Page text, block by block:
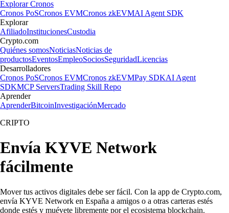
Explorar Cronos
Cronos PoSCronos EVMCronos zkEVMAI Agent SDK
Explorar
AfiliadoInstitucionesCustodia
Crypto.com
Quiénes somosNoticiasNoticias de
productosEventosEmpleoSociosSeguridadLicencias
Desarrolladores
Cronos PoSCronos EVMCronos zkEVMPay SDKAI Agent
SDKMCP ServersTrading Skill Repo
Aprender
AprenderBitcoinInvestigaciónMercado
CRIPTO
Envía KYVE Network
fácilmente
Mover tus activos digitales debe ser fácil. Con la app de Crypto.com,
envía KYVE Network en España a amigos o a otras carteras estés
donde estés y muévete libremente por el ecosistema blockchain.